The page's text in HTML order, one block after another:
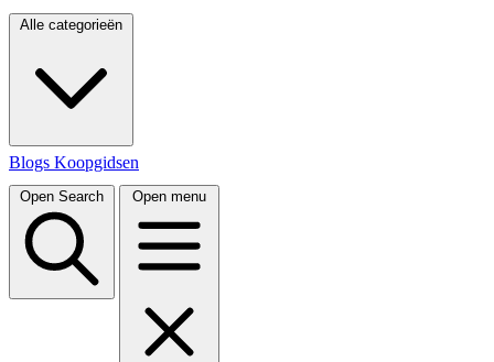
Alle categorieën
Blogs Koopgidsen
Open Search Open menu